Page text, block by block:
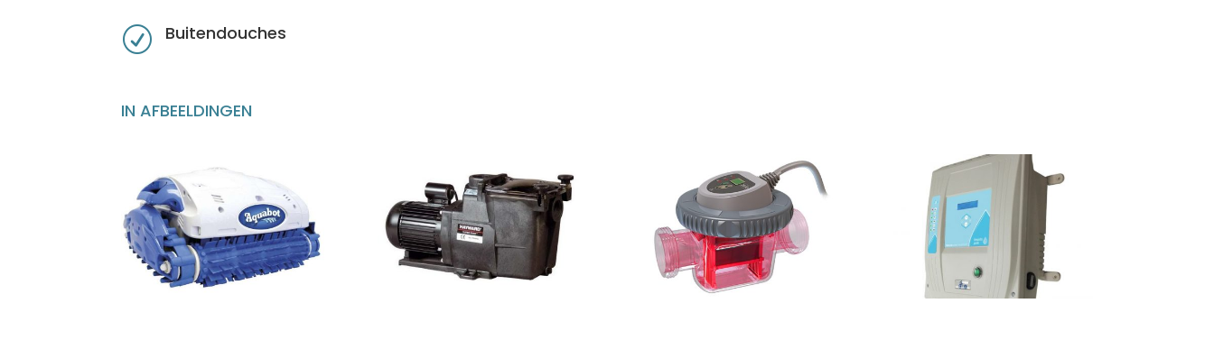
R Buitendouches
IN AFBEELDINGEN